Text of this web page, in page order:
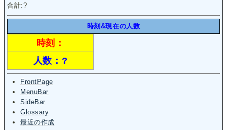
合計:?
時刻&現在の人数
時刻：
人数： ?
FrontPage
MenuBar
SideBar
Glossary
最近の作成